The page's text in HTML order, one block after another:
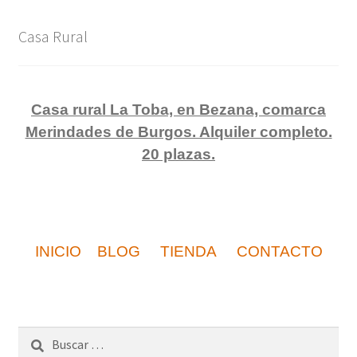
Casa Rural
Casa rural La Toba, en Bezana, comarca
Merindades de Burgos. Alquiler completo.
20 plazas.
INICIO BLOG TIENDA CONTACTO
Buscar: